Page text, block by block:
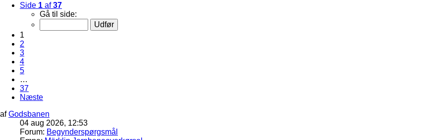
Side 1 af37
Gå til side:
1
2
3
4
5
…
37
Næste
afGodsbanen
04 aug 2026, 12:53
Forum: Begynderspørgsmål